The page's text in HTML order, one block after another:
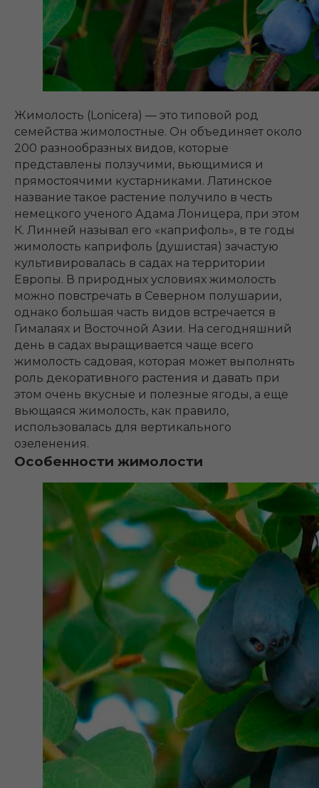
Жимолость (Lonicera) ― это типовой род
семейства жимолостные. Он объединяет около
200 разнообразных видов, которые
представлены ползучими, вьющимися и
прямостоячими кустарниками. Латинское
название такое растение получило в честь
немецкого ученого Адама Лоницера, при этом
К. Линней называл его «каприфоль», в те годы
жимолость каприфоль (душистая) зачастую
культивировалась в садах на территории
Европы. В природных условиях жимолость
можно повстречать в Северном полушарии,
однако большая часть видов встречается в
Гималаях и Восточной Азии. На сегодняшний
день в садах выращивается чаще всего
жимолость садовая, которая может выполнять
роль декоративного растения и давать при
этом очень вкусные и полезные ягоды, а еще
вьющаяся жимолость, как правило,
использовалась для вертикального
озеленения.
Особенности жимолости